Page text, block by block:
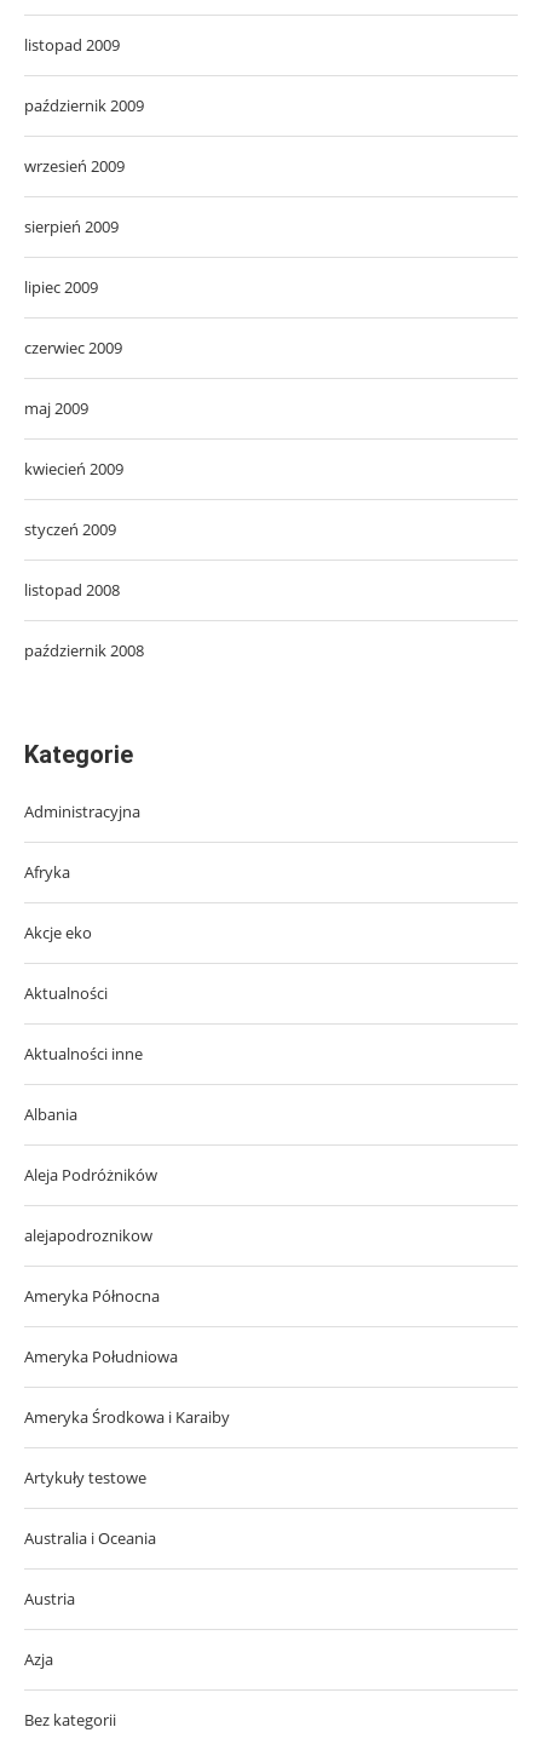
listopad 2009
październik 2009
wrzesień 2009
sierpień 2009
lipiec 2009
czerwiec 2009
maj 2009
kwiecień 2009
styczeń 2009
listopad 2008
październik 2008
Kategorie
Administracyjna
Afryka
Akcje eko
Aktualności
Aktualności inne
Albania
Aleja Podróżników
alejapodroznikow
Ameryka Północna
Ameryka Południowa
Ameryka Środkowa i Karaiby
Artykuły testowe
Australia i Oceania
Austria
Azja
Bez kategorii